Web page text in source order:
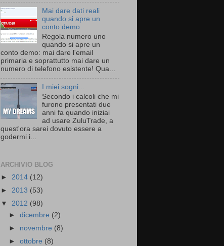
Mai dare dati reali
quando si apre un
conto demo
Regola numero uno
quando si apre un
conto demo: mai dare l'email
primaria e soprattutto mai dare un
numero di telefono esistente! Qua...
I miei sogni...
Secondo i calcoli che mi
furono presentati due
anni fa quando iniziai
ad usare ZuluTrade, a
quest'ora sarei dovuto essere a
godermi i...
ARCHIVIO BLOG
► 2014 (12)
► 2013 (53)
▼ 2012 (98)
►dicembre (2)
► novembre (8)
►ottobre (8)